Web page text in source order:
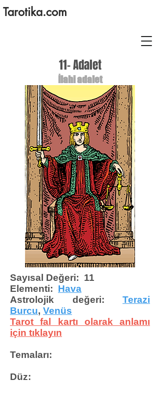
Tarotika.com
11- Adalet
İlahi adalet
Sayısal Değeri: 11
Elementi: Hava
Astrolojik değeri: Terazi
Burcu, Venüs
Tarot fal kartı olarak anlamı
için tıklayın
Temaları:
Düz: